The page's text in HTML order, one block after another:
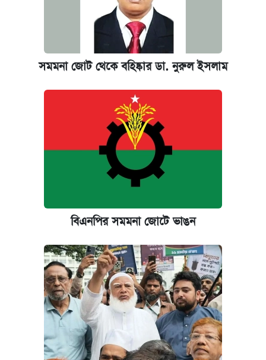
সমমনা জোট থেকে বহিষ্কার ডা. নুরুল ইসলাম
বিএনপির সমমনা জোটে ভাঙন